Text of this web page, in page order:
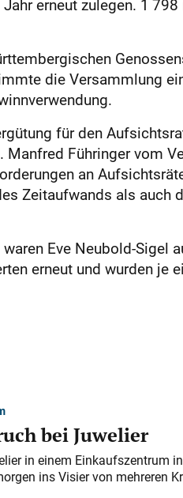
erneut zulegen. 1
die Versammlung
für den
Führinger vom
an
Zeitaufwands als auch
Eve Neubold-Sigel
erneut und wurden je
bei Juwelier
in einem Einkaufszentrum
ins Visier von mehreren